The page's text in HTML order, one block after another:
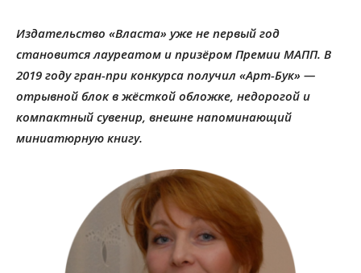
Издательство «Власта» уже не первый год
становится лауреатом и призёром Премии МАПП. В
2019 году гран-при конкурса получил «Арт-Бук» —
отрывной блок в жёсткой обложке, недорогой и
компактный сувенир, внешне напоминающий
миниатюрную книгу.